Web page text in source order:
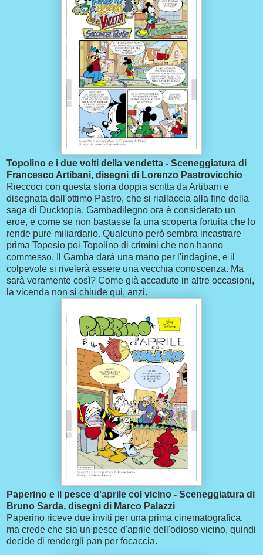
Topolino e i due volti della vendetta - Sceneggiatura di
Francesco Artibani, disegni di Lorenzo Pastrovicchio
Rieccoci con questa storia doppia scritta da Artibani e
disegnata dall'ottimo Pastro, che si riallaccia alla fine della
saga di Ducktopia. Gambadilegno ora è considerato un
eroe, e come se non bastasse fa una scoperta fortuita che lo
rende pure miliardario. Qualcuno però sembra incastrare
prima Topesio poi Topolino di crimini che non hanno
commesso. Il Gamba darà una mano per l'indagine, e il
colpevole si rivelerà essere una vecchia conoscenza. Ma
sarà veramente così? Come già accaduto in altre occasioni,
la vicenda non si chiude qui, anzi.
Paperino e il pesce d'aprile col vicino - Sceneggiatura di
Bruno Sarda, disegni di Marco Palazzi
Paperino riceve due inviti per una prima cinematografica,
ma crede che sia un pesce d'aprile dell'odioso vicino, quindi
decide di rendergli pan per focaccia.